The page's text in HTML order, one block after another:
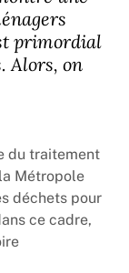
primordial
Alors, on
du traitement
Métropole
déchets pour
ce cadre,